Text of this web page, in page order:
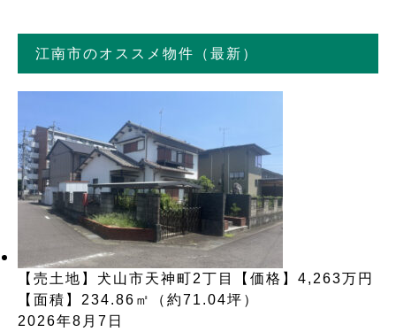
江南市のオススメ物件（最新）
【売土地】犬山市天神町2丁目【価格】4,263万円
【面積】234.86㎡（約71.04坪）
2026年8月7日